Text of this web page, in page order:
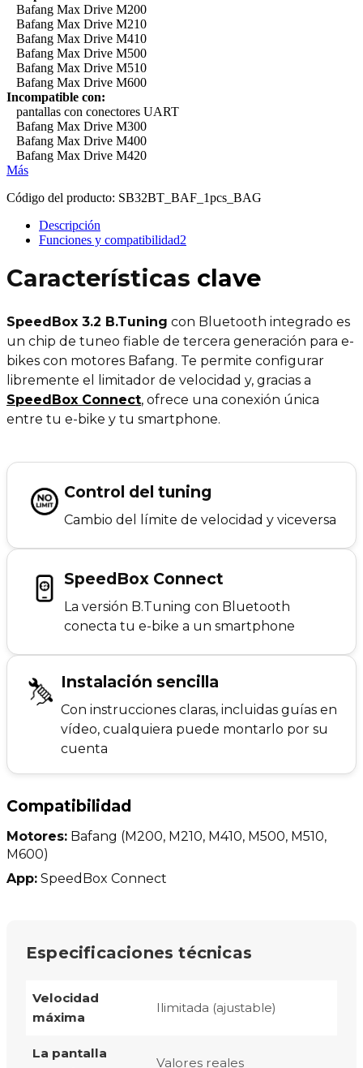
Bafang Max Drive M200
Bafang Max Drive M210
Bafang Max Drive M410
Bafang Max Drive M500
Bafang Max Drive M510
Bafang Max Drive M600
Incompatible con:
pantallas con conectores UART
Bafang Max Drive M300
Bafang Max Drive M400
Bafang Max Drive M420
Más
Código del producto: SB32BT_BAF_1pcs_BAG
Descripción
Funciones y compatibilidad2
Características clave
SpeedBox 3.2 B.Tuning con Bluetooth integrado es
un chip de tuneo fiable de tercera generación para e-
bikes con motores Bafang. Te permite configurar
libremente el limitador de velocidad y, gracias a
SpeedBox Connect, ofrece una conexión única
entre tu e-bike y tu smartphone.
Control del tuning
Cambio del límite de velocidad y viceversa
SpeedBox Connect
La versión B.Tuning con Bluetooth
conecta tu e-bike a un smartphone
Instalación sencilla
Con instrucciones claras, incluidas guías en
vídeo, cualquiera puede montarlo por su
cuenta
Compatibilidad
Motores: Bafang (M200, M210, M410, M500, M510,
M600)
App: SpeedBox Connect
Especificaciones técnicas
Velocidad
máxima
Ilimitada (ajustable)
La pantalla
Valores reales